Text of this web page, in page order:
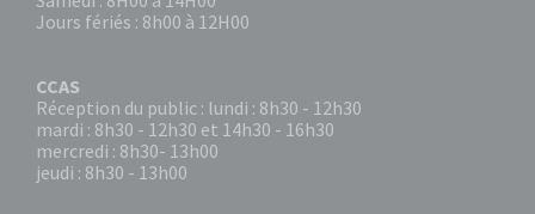
Jours fériés : 8h00 à 12H00
CCAS
Réception du public : lundi : 8h30 - 12h30
mardi : 8h30 - 12h30 et 14h30 - 16h30
mercredi : 8h30- 13h00
jeudi : 8h30 - 13h00